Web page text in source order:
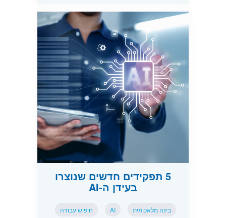
5 תפקידים חדשים שנוצרו
בעידן ה-AI
בינה מלאכותית AI חיפוש עבודה